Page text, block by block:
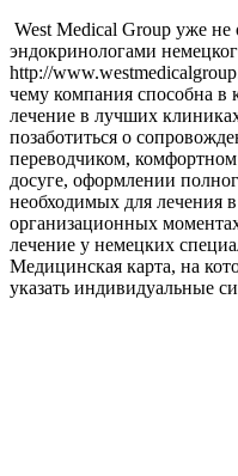
West Medical Group уже не
эндокринологами
http://
чему компания способна в
лечение в лучших
позаботиться о
переводчиком,
досуге, оформлении
необходимых для лечения
организационных
лечение у немецких
Медицинская карта, на
указать индивидуальные